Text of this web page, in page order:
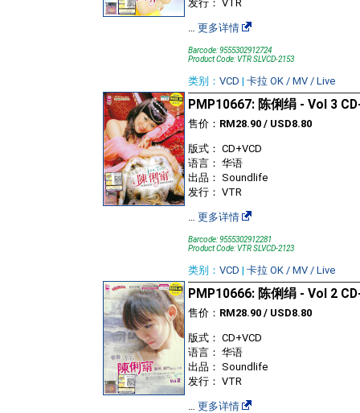
发行： VTR
… 更多详情
Barcode: 9555302912724
Product Code: VTR SLVCD-2153
类别： VCD | 卡拉 OK / MV / Live
PMP10667: 陈俐绢 - Vol 3
售价： RM28.90 / USD8.80
版式： CD+VCD
语言： 华语
出品： Soundlife
发行： VTR
… 更多详情
Barcode: 9555302912281
Product Code: VTR SLVCD-2123
类别： VCD | 卡拉 OK / MV / Live
PMP10666: 陈俐绢 - Vol 2
售价： RM28.90 / USD8.80
版式： CD+VCD
语言： 华语
出品： Soundlife
发行： VTR
… 更多详情